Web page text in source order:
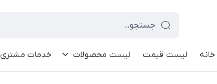
خانه لیست قیمت لیست محصولات خدمات مشتری